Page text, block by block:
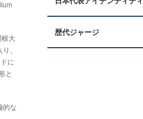
大
、
に
と
的な
歴代ジャージ